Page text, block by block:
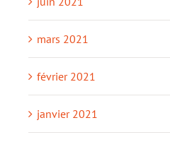
mars 2021
février 2021
janvier 2021